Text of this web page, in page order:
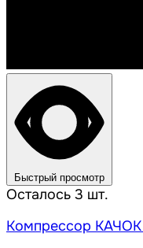
Быстрый просмотр
Осталось 3 шт.
Компрессор